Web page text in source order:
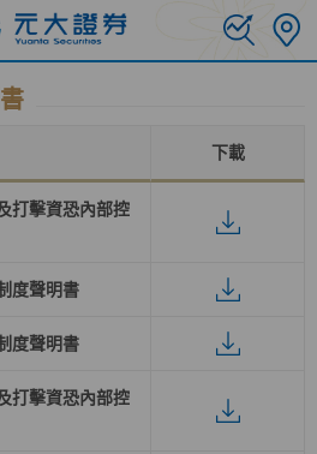
下載
打擊資恐內部控
度聲明書
度聲明書
打擊資恐內部控